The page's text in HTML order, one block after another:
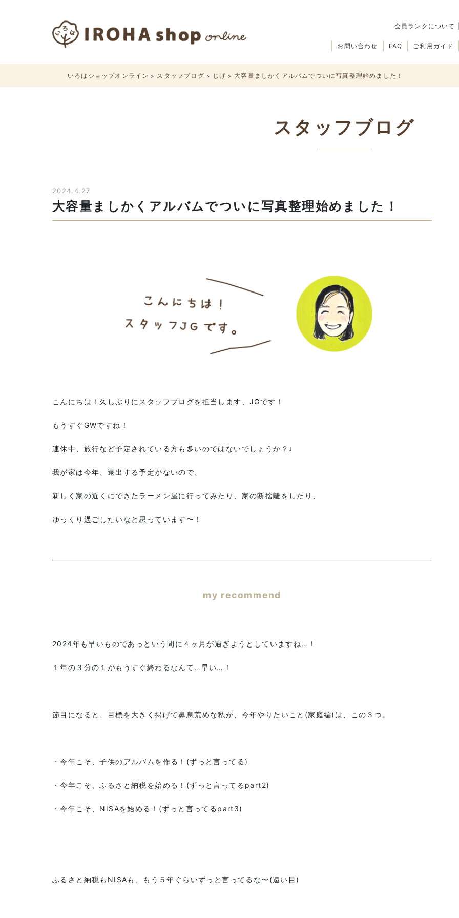
会員ランクについて
ご利用ガイド
FAQ
お問い合わせ
いろはショップオンライン > スタッフブログ > じげ > 大容量ましかくアルバムでついに写真整理始めました！
スタッフブログ
2024.4.27
大容量ましかくアルバムでついに写真整理始めました！
こんにちは！久しぶりにスタッフブログを担当します、JGです！
もうすぐGWですね！
連休中、旅行など予定されている方も多いのではないでしょうか？♩
我が家は今年、遠出する予定がないので、
新しく家の近くにできたラーメン屋に行ってみたり、家の断捨離をしたり、
ゆっくり過ごしたいなと思っています〜！
my recommend
2024年も早いものであっという間に４ヶ月が過ぎようとしていますね…！
１年の３分の１がもうすぐ終わるなんて…早い…！
節目になると、目標を大きく掲げて鼻息荒めな私が、今年やりたいこと(家庭編)は、この３つ。
・今年こそ、子供のアルバムを作る！(ずっと言ってる)
・今年こそ、ふるさと納税を始める！(ずっと言ってるpart2)
・今年こそ、NISAを始める！(ずっと言ってるpart3)
ふるさと納税もNISAも、もう５年ぐらいずっと言ってるな〜(遠い目)